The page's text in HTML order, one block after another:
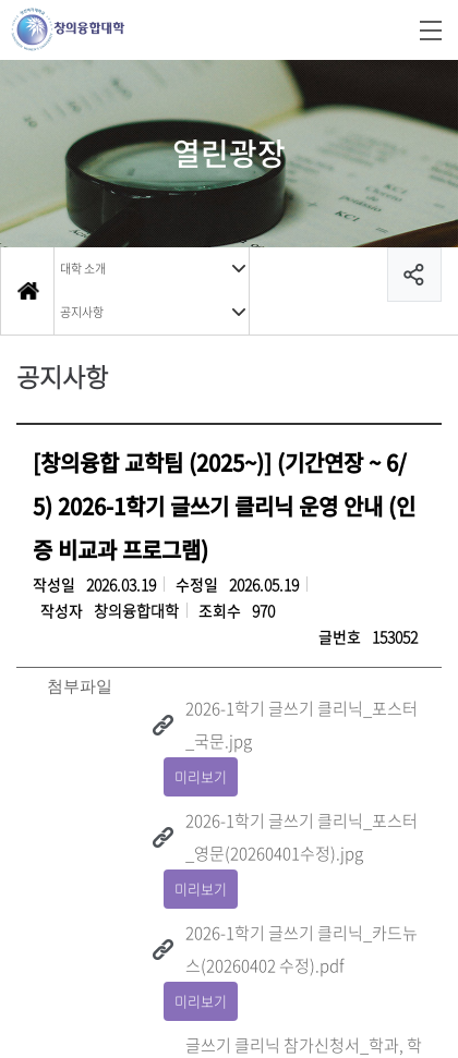
열린광장
대학 소개
공지사항
공지사항
[창의융합 교학팀 (2025~)] (기간연장 ~ 6/
5) 2026-1학기 글쓰기 클리닉 운영 안내 (인
증 비교과 프로그램)
작성일 2026.03.19 수정일 2026.05.19
작성자 창의융합대학 조회수 970
글번호 153052
첨부파일
2026-1학기 글쓰기 클리닉_포스터
_국문.jpg
미리보기
2026-1학기 글쓰기 클리닉_포스터
_영문(20260401수정).jpg
미리보기
2026-1학기 글쓰기 클리닉_카드뉴
스(20260402 수정).pdf
미리보기
글쓰기 클리닉 참가신청서_학과, 학